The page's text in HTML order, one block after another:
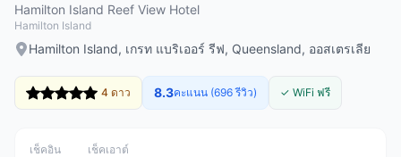
Hamilton Island Reef View Hotel
Hamilton Island
Hamilton Island, เกรท แบริเออร์ รีฟ, Queensland, ออสเตรเลีย
4 ดาว 8.3คะแนน (696 รีวิว) ✓ WiFi ฟรี
เช็คอิน เช็คเอาต์